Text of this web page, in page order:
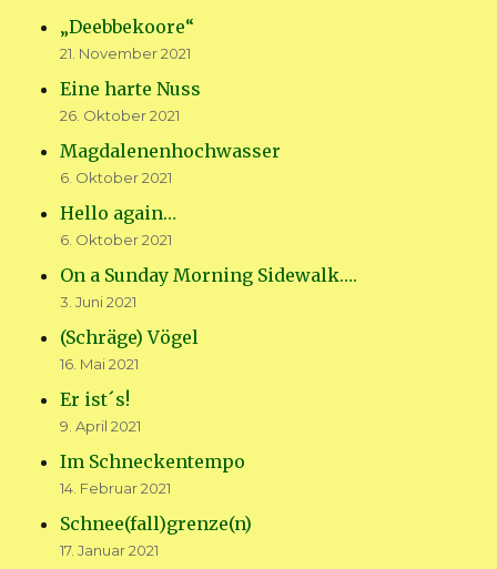
„Deebbekoore“
21. November 2021
Eine harte Nuss
26. Oktober 2021
Magdalenenhochwasser
6. Oktober 2021
Hello again…
6. Oktober 2021
On a Sunday Morning Sidewalk….
3. Juni 2021
(Schräge) Vögel
16. Mai 2021
Er ist´s!
9. April 2021
Im Schneckentempo
14. Februar 2021
Schnee(fall)grenze(n)
17. Januar 2021